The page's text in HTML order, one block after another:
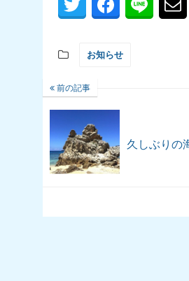
お知らせ
前の記事
久しぶりの